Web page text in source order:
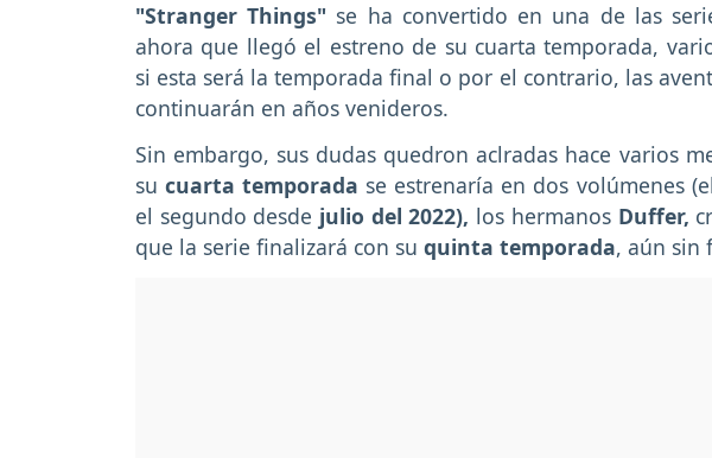
"Stranger Things" se ha convertido en una de las
ahora que llegó el estreno de su cuarta temporada,
si esta será la temporada final o por el contrario, las
continuarán en años venideros.
Sin embargo, sus dudas quedron aclradas hace varios
su cuarta temporada se estrenaría en dos volúmenes
el segundo desde julio del 2022), los hermanosDuffer,
que la serie finalizará con su quinta temporada, aún sin